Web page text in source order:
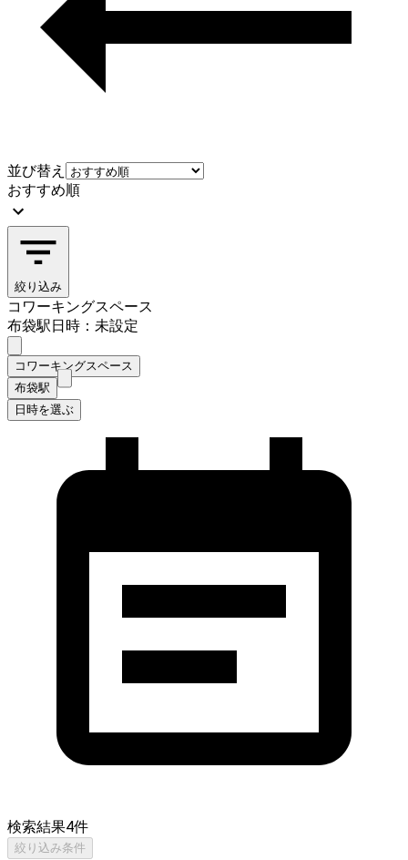
並び替え
おすすめ順
絞り込み
コワーキングスペース
布袋駅日時：未設定
コワーキングスペース
布袋駅
日時を選ぶ
検索結果4件
絞り込み条件